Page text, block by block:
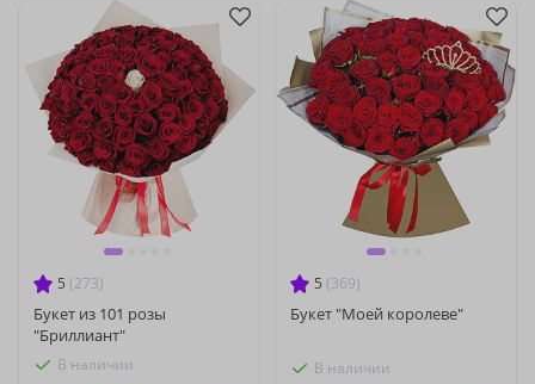
5 (273)
Букет из 101 розы
"Бриллиант"
В наличии
5 (369)
Букет "Моей королеве"
В наличии